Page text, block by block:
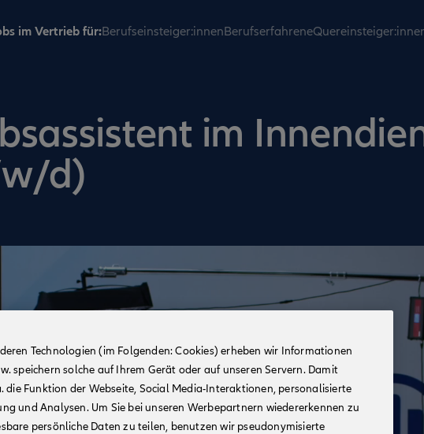
im Vertrieb für:Berufseinsteiger:innenBerufserfahrene
im
d)
Technologien (im Folgenden: Cookies) erheben wir Informationen
speichern solche auf Ihrem Gerät oder auf unseren Servern. Damit
die Funktion der Webseite, Social Media-Interaktionen, personalisierte
und Analysen. Um Sie bei unseren Werbepartnern wiedererkennen zu
persönliche Daten zu teilen, benutzen wir pseudonymisierte